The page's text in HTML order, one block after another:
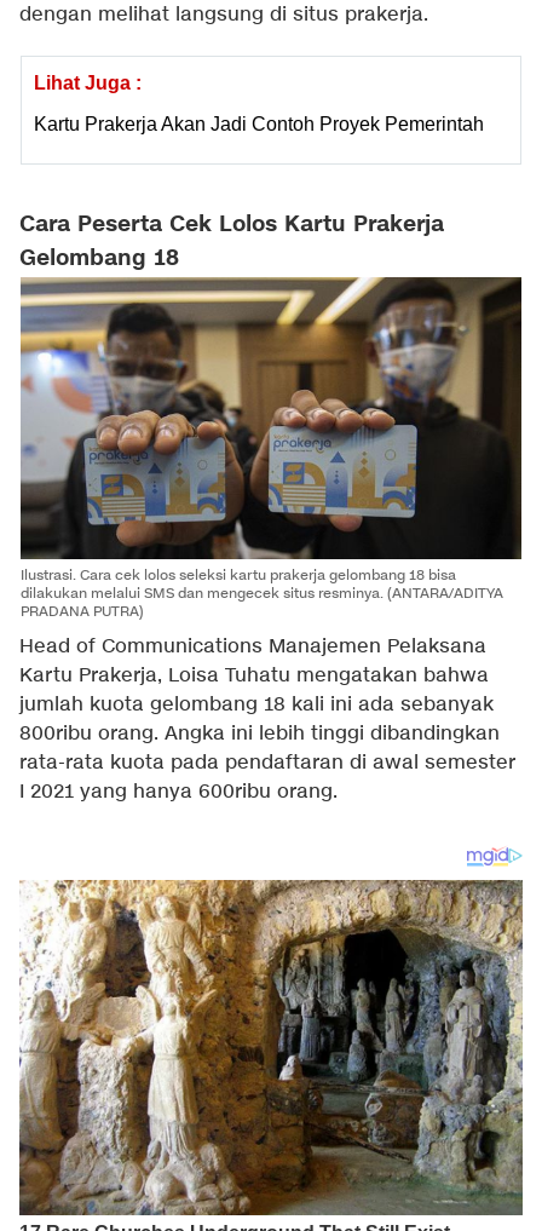
dengan melihat langsung di situs prakerja.
Lihat Juga :
Kartu Prakerja Akan Jadi Contoh Proyek Pemerintah
Cara Peserta Cek Lolos Kartu Prakerja
Gelombang 18
Ilustrasi. Cara cek lolos seleksi kartu prakerja gelombang 18 bisa
dilakukan melalui SMS dan mengecek situs resminya. (ANTARA/ADITYA
PRADANA PUTRA)
Head of Communications Manajemen Pelaksana
Kartu Prakerja, Loisa Tuhatu mengatakan bahwa
jumlah kuota gelombang 18 kali ini ada sebanyak
800ribu orang. Angka ini lebih tinggi dibandingkan
rata-rata kuota pada pendaftaran di awal semester
I 2021 yang hanya 600ribu orang.